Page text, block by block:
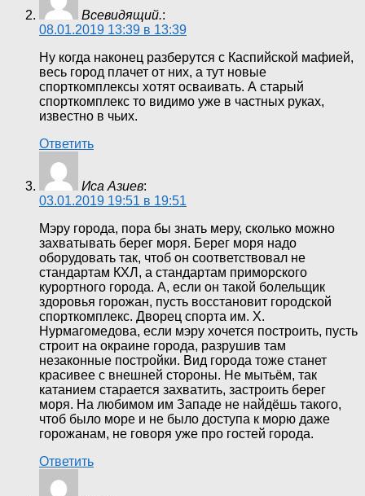
Всевидящий.:
08.01.2019 13:39 в 13:39
Ну когда наконец разберутся с Каспийской мафией,
весь город плачет от них, а тут новые
спорткомплексы хотят осваивать. А старый
спорткомплекс то видимо уже в частных руках,
известно в чьих.
Ответить
Иса Азиев:
03.01.2019 19:51 в 19:51
Мэру города, пора бы знать меру, сколько можно
захватывать берег моря. Берег моря надо
оборудовать так, чтоб он соответствовал не
стандартам КХЛ, а стандартам приморского
курортного города. А, если он такой болельщик
здоровья горожан, пусть восстановит городской
спорткомплекс. Дворец спорта им. Х.
Нурмагомедова, если мэру хочется построить, пусть
строит на окраине города, разрушив там
незаконные постройки. Вид города тоже станет
красивее с внешней стороны. Не мытьём, так
катанием старается захватить, застроить берег
моря. На любимом им Западе не найдёшь такого,
чтоб было море и не было доступа к морю даже
горожанам, не говоря уже про гостей города.
Ответить